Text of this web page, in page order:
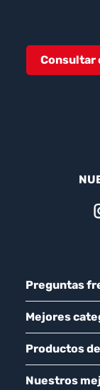
Consultar
Preguntas
Mejores
Productos
Nuestros